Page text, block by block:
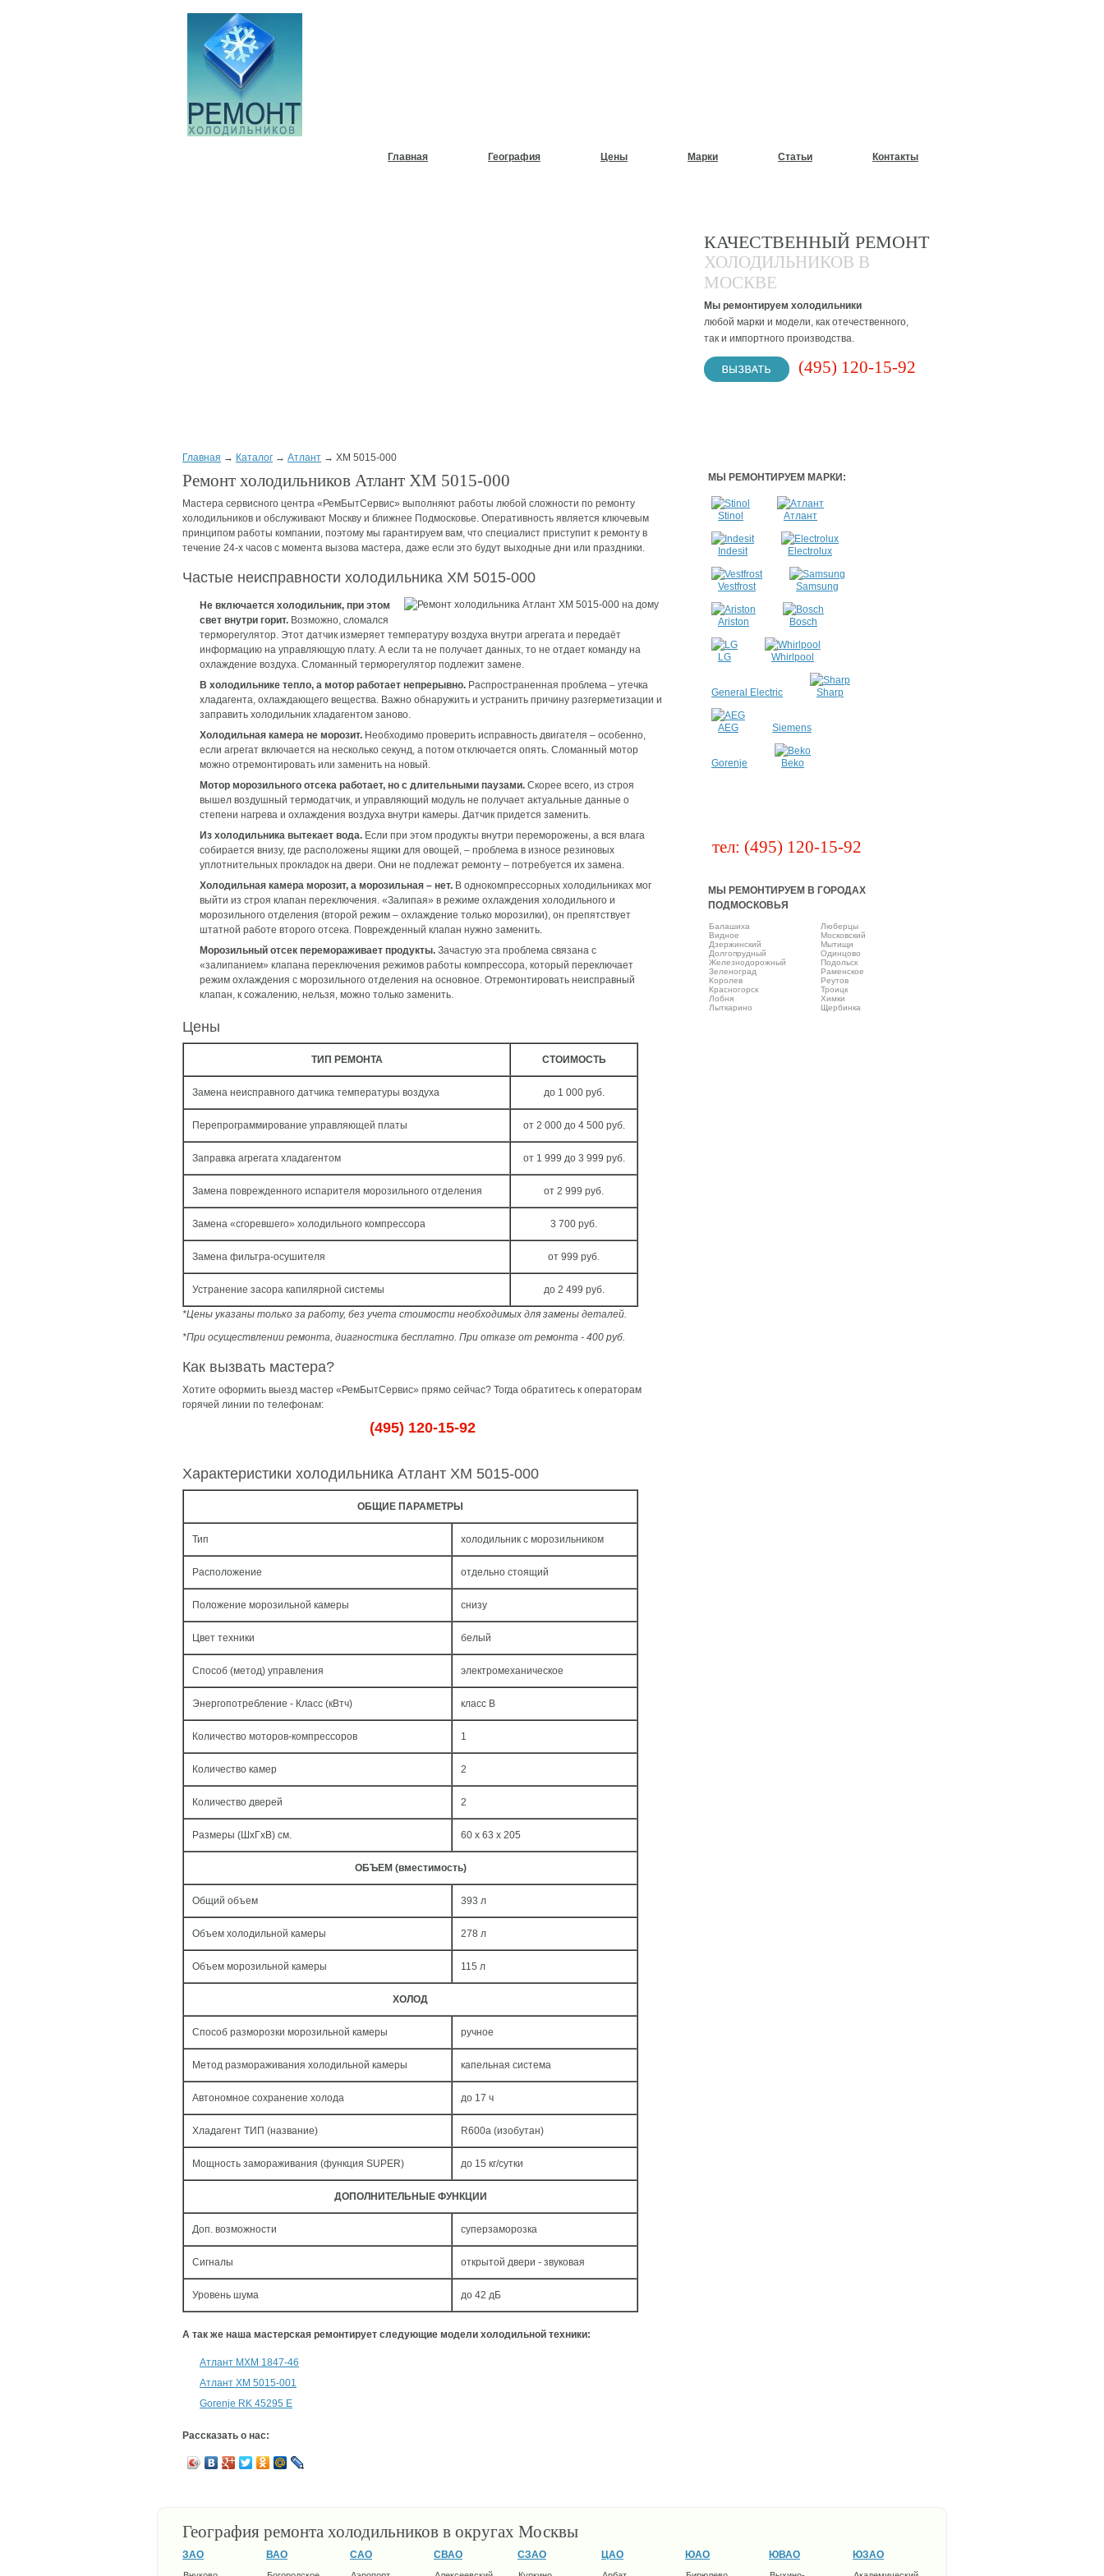
Главная География Цены Марки Статьи Контакты
КАЧЕСТВЕННЫЙ РЕМОНТ
ХОЛОДИЛЬНИКОВ В
МОСКВЕ
Мы ремонтируем холодильники
любой марки и модели, как отечественного,
так и импортного производства.
(495) 120-15-92
Главная → Каталог → Атлант → ХМ 5015-000
Ремонт холодильников Атлант ХМ 5015-000
Мастера сервисного центра «РемБытСервис» выполняют работы любой сложности по ремонту
холодильников и обслуживают Москву и ближнее Подмосковье. Оперативность является ключевым
принципом работы компании, поэтому мы гарантируем вам, что специалист приступит к ремонту в
течение 24-х часов с момента вызова мастера, даже если это будут выходные дни или праздники.
Частые неисправности холодильника ХМ 5015-000
Не включается холодильник, при этом
свет внутри горит. Возможно, сломался
терморегулятор. Этот датчик измеряет температуру воздуха внутри агрегата и передаёт
информацию на управляющую плату. А если та не получает данных, то не отдает команду на
охлаждение воздуха. Сломанный терморегулятор подлежит замене.
В холодильнике тепло, а мотор работает непрерывно. Распространенная проблема – утечка
хладагента, охлаждающего вещества. Важно обнаружить и устранить причину разгерметизации и
заправить холодильник хладагентом заново.
Холодильная камера не морозит. Необходимо проверить исправность двигателя – особенно,
если агрегат включается на несколько секунд, а потом отключается опять. Сломанный мотор
можно отремонтировать или заменить на новый.
Мотор морозильного отсека работает, но с длительными паузами. Скорее всего, из строя
вышел воздушный термодатчик, и управляющий модуль не получает актуальные данные о
степени нагрева и охлаждения воздуха внутри камеры. Датчик придется заменить.
Из холодильника вытекает вода. Если при этом продукты внутри переморожены, а вся влага
собирается внизу, где расположены ящики для овощей, – проблема в износе резиновых
уплотнительных прокладок на двери. Они не подлежат ремонту – потребуется их замена.
Холодильная камера морозит, а морозильная – нет. В однокомпрессорных холодильниках мог
выйти из строя клапан переключения. «Залипая» в режиме охлаждения холодильного и
морозильного отделения (второй режим – охлаждение только морозилки), он препятствует
штатной работе второго отсека. Поврежденный клапан нужно заменить.
Морозильный отсек перемораживает продукты. Зачастую эта проблема связана с
«залипанием» клапана переключения режимов работы компрессора, который переключает
режим охлаждения с морозильного отделения на основное. Отремонтировать неисправный
клапан, к сожалению, нельзя, можно только заменить.
Цены
ТИП РЕМОНТА СТОИМОСТЬ
Замена неисправного датчика температуры воздуха до 1 000 руб.
Перепрограммирование управляющей платы от 2 000 до 4 500 руб.
Заправка агрегата хладагентом от 1 999 до 3 999 руб.
Замена поврежденного испарителя морозильного отделения от 2 999 руб.
Замена «сгоревшего» холодильного компрессора 3 700 руб.
Замена фильтра-осушителя от 999 руб.
Устранение засора капилярной системы до 2 499 руб.
*Цены указаны только за работу, без учета стоимости необходимых для замены деталей.
*При осуществлении ремонта, диагностика бесплатно. При отказе от ремонта - 400 руб.
Как вызвать мастера?
Хотите оформить выезд мастер «РемБытСервис» прямо сейчас? Тогда обратитесь к операторам
горячей линии по телефонам:
(495) 120-15-92
Характеристики холодильника Атлант ХМ 5015-000
ОБЩИЕ ПАРАМЕТРЫ
Тип холодильник с морозильником
Расположение отдельно стоящий
Положение морозильной камеры снизу
Цвет техники белый
Способ (метод) управления электромеханическое
Энергопотребление - Класс (кВтч) класс B
Количество моторов-компрессоров 1
Количество камер 2
Количество дверей 2
Размеры (ШxГxВ) см. 60 x 63 x 205
ОБЪЕМ (вместимость)
Общий объем 393 л
Объем холодильной камеры 278 л
Объем морозильной камеры 115 л
ХОЛОД
Способ разморозки морозильной камеры ручное
Метод размораживания холодильной камеры капельная система
Автономное сохранение холода до 17 ч
Хладагент ТИП (название) R600a (изобутан)
Мощность замораживания (функция SUPER) до 15 кг/cутки
ДОПОЛНИТЕЛЬНЫЕ ФУНКЦИИ
Доп. возможности суперзаморозка
Сигналы открытой двери - звуковая
Уровень шума до 42 дБ
А так же наша мастерская ремонтирует следующие модели холодильной техники:
Атлант МХМ 1847-46
Атлант ХМ 5015-001
Gorenje RK 45295 E
Рассказать о нас:
МЫ РЕМОНТИРУЕМ МАРКИ:
Stinol Атлант
Indesit Electrolux
Vestfrost Samsung
Ariston Bosch
LG Whirlpool
General Electric Sharp
AEG Siemens
Gorenje Beko
тел: (495) 120-15-92
МЫ РЕМОНТИРУЕМ В ГОРОДАХ
ПОДМОСКОВЬЯ
Балашиха
Виднoe
Дзержинский
Долгопрудный
Железнодорожный
Зеленоград
Королев
Красногорск
Лобня
Лыткарино
Люберцы
Московский
Мытищи
Одинцово
Подольск
Раменское
Реутов
Троицк
Химки
Щербинка
География ремонта холодильников в округах Москвы
ЗАО ВАО САО СВАО СЗАО ЦАО ЮАО ЮВАО ЮЗАО